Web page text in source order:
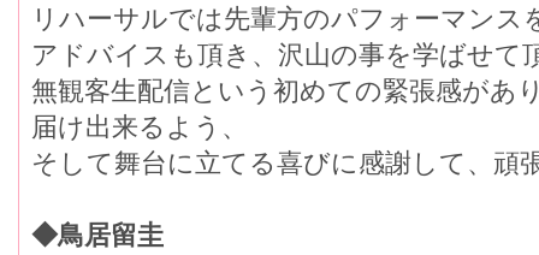
リハーサルでは先輩方のパフォーマンス
アドバイスも頂き、沢山の事を学ばせて
無観客生配信という初めての緊張感があ
届け出来るよう、
そして舞台に立てる喜びに感謝して、頑
◆鳥居留圭